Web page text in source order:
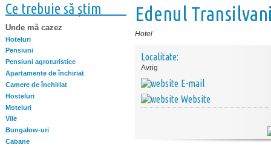
Ce trebuie să știm
Unde mă cazez
Hoteluri
Pensiuni
Pensiuni agroturistice
Apartamente de închiriat
Camere de închiriat
Hosteluri
Moteluri
Vile
Bungalow-uri
Cabane
Edenul
Hotel
Localitate:
Avrig
E-mail
Website